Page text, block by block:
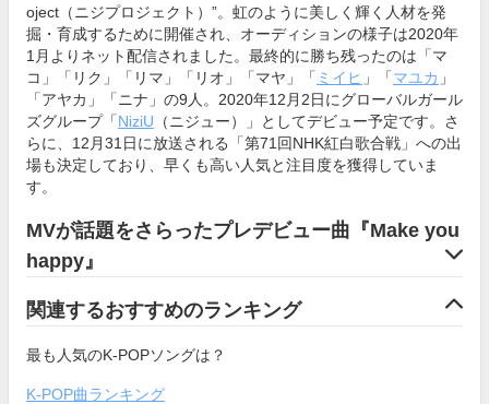
oject（ニジプロジェクト）”。虹のように美しく輝く人材を発
掘・育成するために開催され、オーディションの様子は2020年
1月よりネット配信されました。最終的に勝ち残ったのは「マ
コ」「リク」「リマ」「リオ」「マヤ」「 ミイヒ 」「マユカ 」
「アヤカ」「ニナ」の9人。2020年12月2日にグローバルガール
ズグループ「NiziU （ニジュー）」としてデビュー予定です。さ
らに、12月31日に放送される「第71回NHK紅白歌合戦」への出
場も決定しており、早くも高い人気と注目度を獲得していま
す。
MVが話題をさらったプレデビュー曲『Make you
happy』
関連するおすすめのランキング
最も人気のK-POPソングは？
K-POP曲ランキング